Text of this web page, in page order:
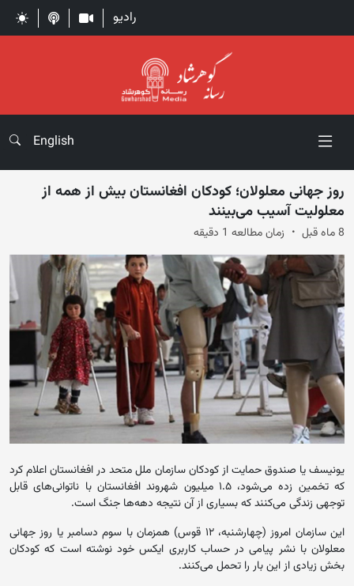
رادیو
English
روز جهانی معلولان؛ کودکان افغانستان بیش از همه از
معلولیت آسیب می‌بینند
8 ماه قبل زمان مطالعه 1 دقیقه
یونیسف یا صندوق حمایت از کودکان سازمان ملل متحد در افغانستان اعلام کرد
که تخمین زده می‌شود، ۱.۵ میلیون شهروند افغانستان با ناتوانی‌های قابل
توجهی زندگی می‌کنند که بسیاری از آن نتیجه دهه‌ها جنگ است.
این سازمان امروز (چهارشنبه، ۱۲ قوس) همزمان با سوم دسامبر یا روز جهانی
معلولان با نشر پیامی در حساب کاربری ایکس خود نوشته است که کودکان
بخش زیادی از این بار را تحمل می‌کنند.